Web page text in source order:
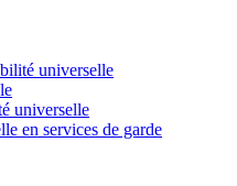
universelle
universelle
en services de garde